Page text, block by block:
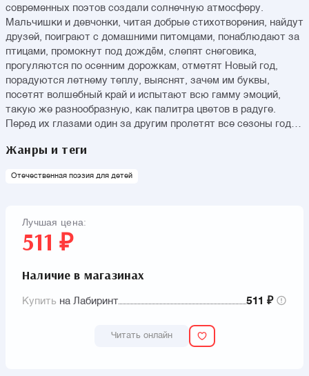
современных поэтов создали солнечную атмосферу.
Мальчишки и девчонки, читая добрые стихотворения, найдут
друзей, поиграют с домашними питомцами, понаблюдают за
птицами, промокнут под дождём, слепят снеговика,
прогуляются по осенним дорожкам, отметят Новый год,
порадуются летнему теплу, выяснят, зачем им буквы,
посетят волшебный край и испытают всю гамму эмоций,
такую же разнообразную, как палитра цветов в радуге.
Перед их глазами один за другим пролетят все сезоны года.
полезное о самих себе и окружающем мире. Их сердца
поделиться авторы. В книгу вошли только лучшие
которые приятно рассматривать всей семьёй. Составители:
Ю.И. Рущак, М.В. Соседко.
Жанры и теги
Отечественная поэзия для детей
Лучшая цена:
511 ₽
Наличие в магазинах
Купить на Лабиринт 511 ₽
Читать онлайн